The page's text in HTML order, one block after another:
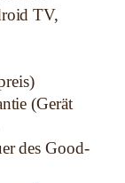
TV,
(Gerät
des Good-